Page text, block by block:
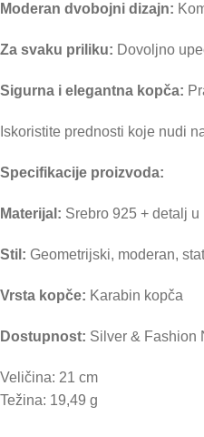
Moderan dvobojni dizajn:
Za svaku priliku: Dovoljno
Sigurna i elegantna kopča:
Iskoristite prednosti koje nudi
Specifikacije proizvoda:
Materijal: Srebro 925 + detalj
Stil: Geometrijski, moderan,
Vrsta kopče: Karabin kopča
Dostupnost: Silver & Fashion
Veličina: 21 cm
Težina: 19,49 g